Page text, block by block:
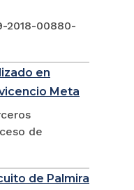
2018-00880-
en
Meta
de
de Palmira